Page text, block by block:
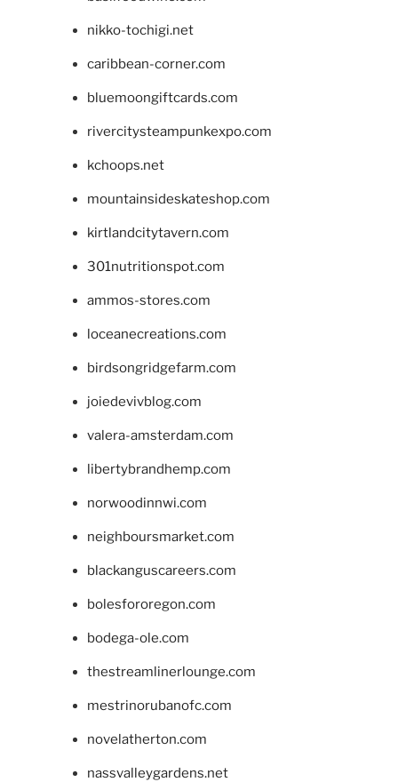
nikko-tochigi.net
caribbean-corner.com
bluemoongiftcards.com
rivercitysteampunkexpo.com
kchoops.net
mountainsideskateshop.com
kirtlandcitytavern.com
301nutritionspot.com
ammos-stores.com
loceanecreations.com
birdsongridgefarm.com
joiedevivblog.com
valera-amsterdam.com
libertybrandhemp.com
norwoodinnwi.com
neighboursmarket.com
blackanguscareers.com
bolesfororegon.com
bodega-ole.com
thestreamlinerlounge.com
mestrinorubanofc.com
novelatherton.com
nassvalleygardens.net